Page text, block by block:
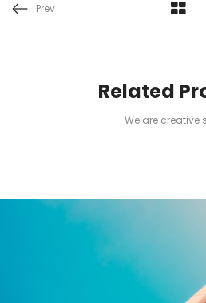
Prev
Related
We are creative